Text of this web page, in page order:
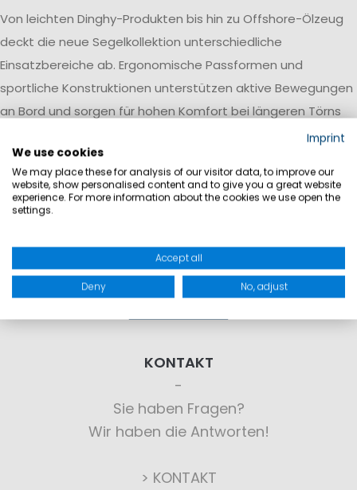
Von leichten Dinghy-Produkten bis hin zu Offshore-Ölzeug
deckt die neue Segelkollektion unterschiedliche
Einsatzbereiche ab. Ergonomische Passformen und
sportliche Konstruktionen unterstützen aktive Bewegungen
an Bord und sorgen für hohen Komfort bei längeren Törns
KONTAKT
Sie haben Fragen?
Wir haben die Antworten!
> KONTAKT
Imprint
We use cookies
We may place these for analysis of our visitor data, to improve our
website, show personalised content and to give you a great website
experience. For more information about the cookies we use open the
settings.
Accept all
Deny No, adjust